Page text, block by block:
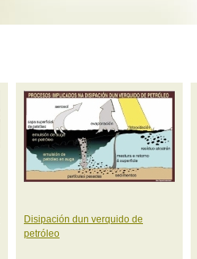
Disipación dun verquido de
petróleo